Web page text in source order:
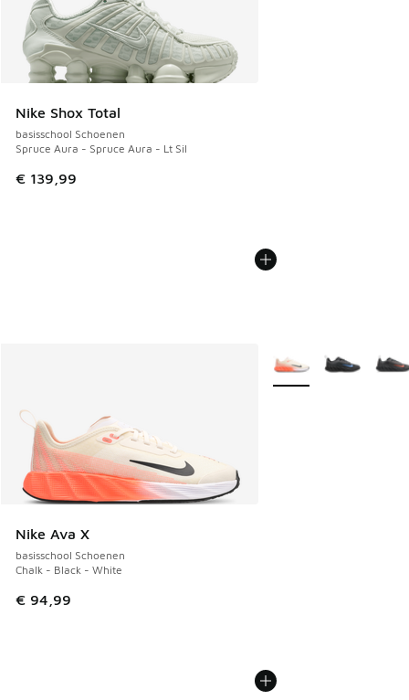
Nike Shox Total
basisschool Schoenen
Spruce Aura - Spruce Aura - Lt Sil
€ 139,99
Nike Ava X
basisschool Schoenen
Chalk - Black - White
€ 94,99
Meer kleuren